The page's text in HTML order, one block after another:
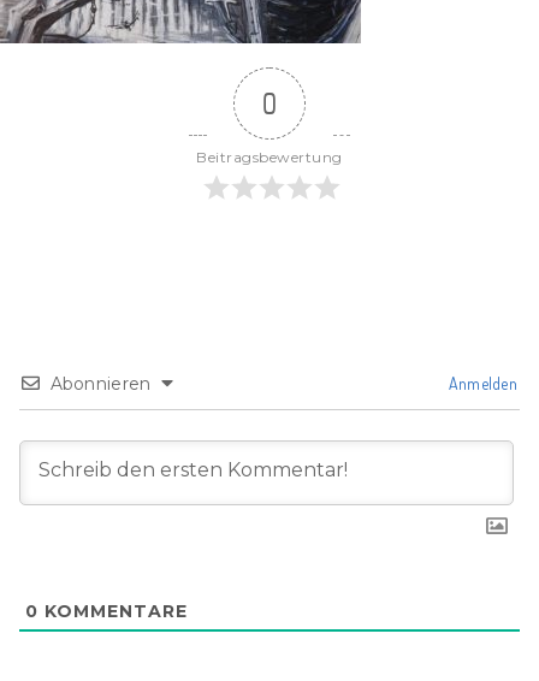
0
Beitragsbewertung
Abonnieren Anmelden
0 KOMMENTARE